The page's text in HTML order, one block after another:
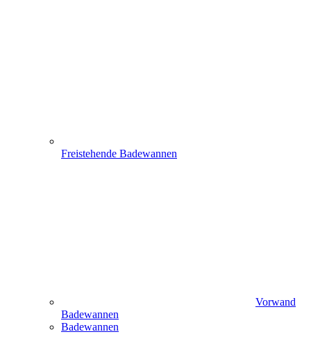
Freistehende Badewannen
Vorwand
Badewannen
Badewannen